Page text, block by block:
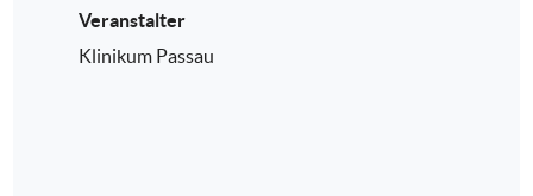
Veranstalter
Klinikum Passau